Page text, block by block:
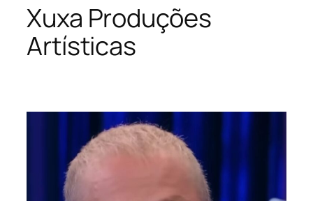
Xuxa Produções
Artísticas